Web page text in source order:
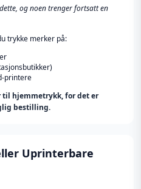
og noen trenger fortsatt en
trykke merker på:
printere
til hjemmetrykk, for det er
bestilling.
Uprinterbare